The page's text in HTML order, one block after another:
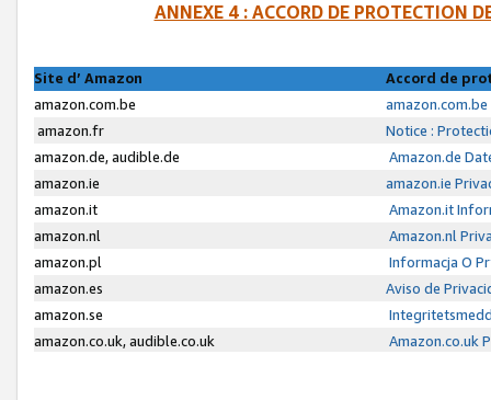
ANNEXE 4 : ACCORD DE PROTECTION
Site d’ Amazon
Accord de
amazon.com.be
amazon.fr
Notice :
amazon.de, audible.de
Amazon.de
amazon.ie
amazon.ie
amazon.it
Amazon.it
amazon.nl
Amazon.nl
amazon.pl
Informacja O
amazon.es
Aviso de
amazon.se
amazon.co.uk, audible.co.uk
Amazon.co.uk